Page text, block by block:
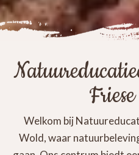
Welkom bij
Wold, waar